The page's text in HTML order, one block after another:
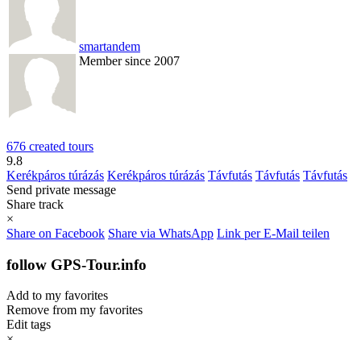
smartandem
Member since 2007
676 created tours
9.8
Kerékpáros túrázás Kerékpáros túrázás Távfutás Távfutás Távfutás
Send private message
Share track
×
Share on Facebook Share via WhatsApp Link per E-Mail teilen
follow GPS-Tour.info
Add to my favorites
Remove from my favorites
Edit tags